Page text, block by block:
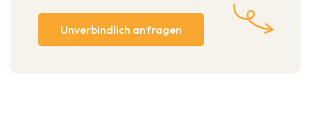
Unverbindlich anfragen